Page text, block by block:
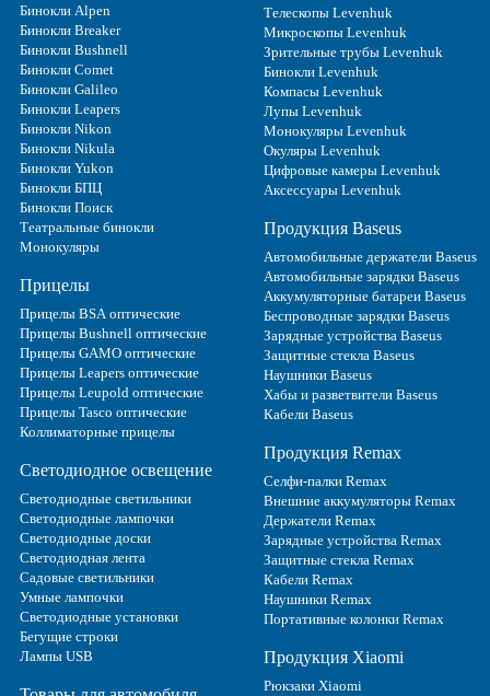
Бинокли Alpen
Бинокли Breaker
Бинокли Bushnell
Бинокли Comet
Бинокли Galileo
Бинокли Leapers
Бинокли Nikon
Бинокли Nikula
Бинокли Yukon
Бинокли БПЦ
Бинокли Поиск
Театральные бинокли
Монокуляры
Прицелы
Прицелы BSA оптические
Прицелы Bushnell оптические
Прицелы GAMO оптические
Прицелы Leapers оптические
Прицелы Leupold оптические
Прицелы Tasco оптические
Коллиматорные прицелы
Светодиодное освещение
Светодиодные светильники
Светодиодные лампочки
Светодиодные доски
Светодиодная лента
Садовые светильники
Умные лампочки
Светодиодные установки
Бегущие строки
Лампы USB
Телескопы Levenhuk
Микроскопы Levenhuk
Зрительные трубы Levenhuk
Бинокли Levenhuk
Компасы Levenhuk
Лупы Levenhuk
Монокуляры Levenhuk
Окуляры Levenhuk
Цифровые камеры Levenhuk
Аксессуары Levenhuk
Продукция Baseus
Автомобильные держатели Baseus
Автомобильные зарядки Baseus
Аккумуляторные батареи Baseus
Беспроводные зарядки Baseus
Зарядные устройства Baseus
Защитные стекла Baseus
Наушники Baseus
Хабы и разветвители Baseus
Кабели Baseus
Продукция Remax
Селфи-палки Remax
Внешние аккумуляторы Remax
Держатели Remax
Зарядные устройства Remax
Защитные стекла Remax
Кабели Remax
Наушники Remax
Портативные колонки Remax
Продукция Xiaomi
Рюкзаки Xiaomi